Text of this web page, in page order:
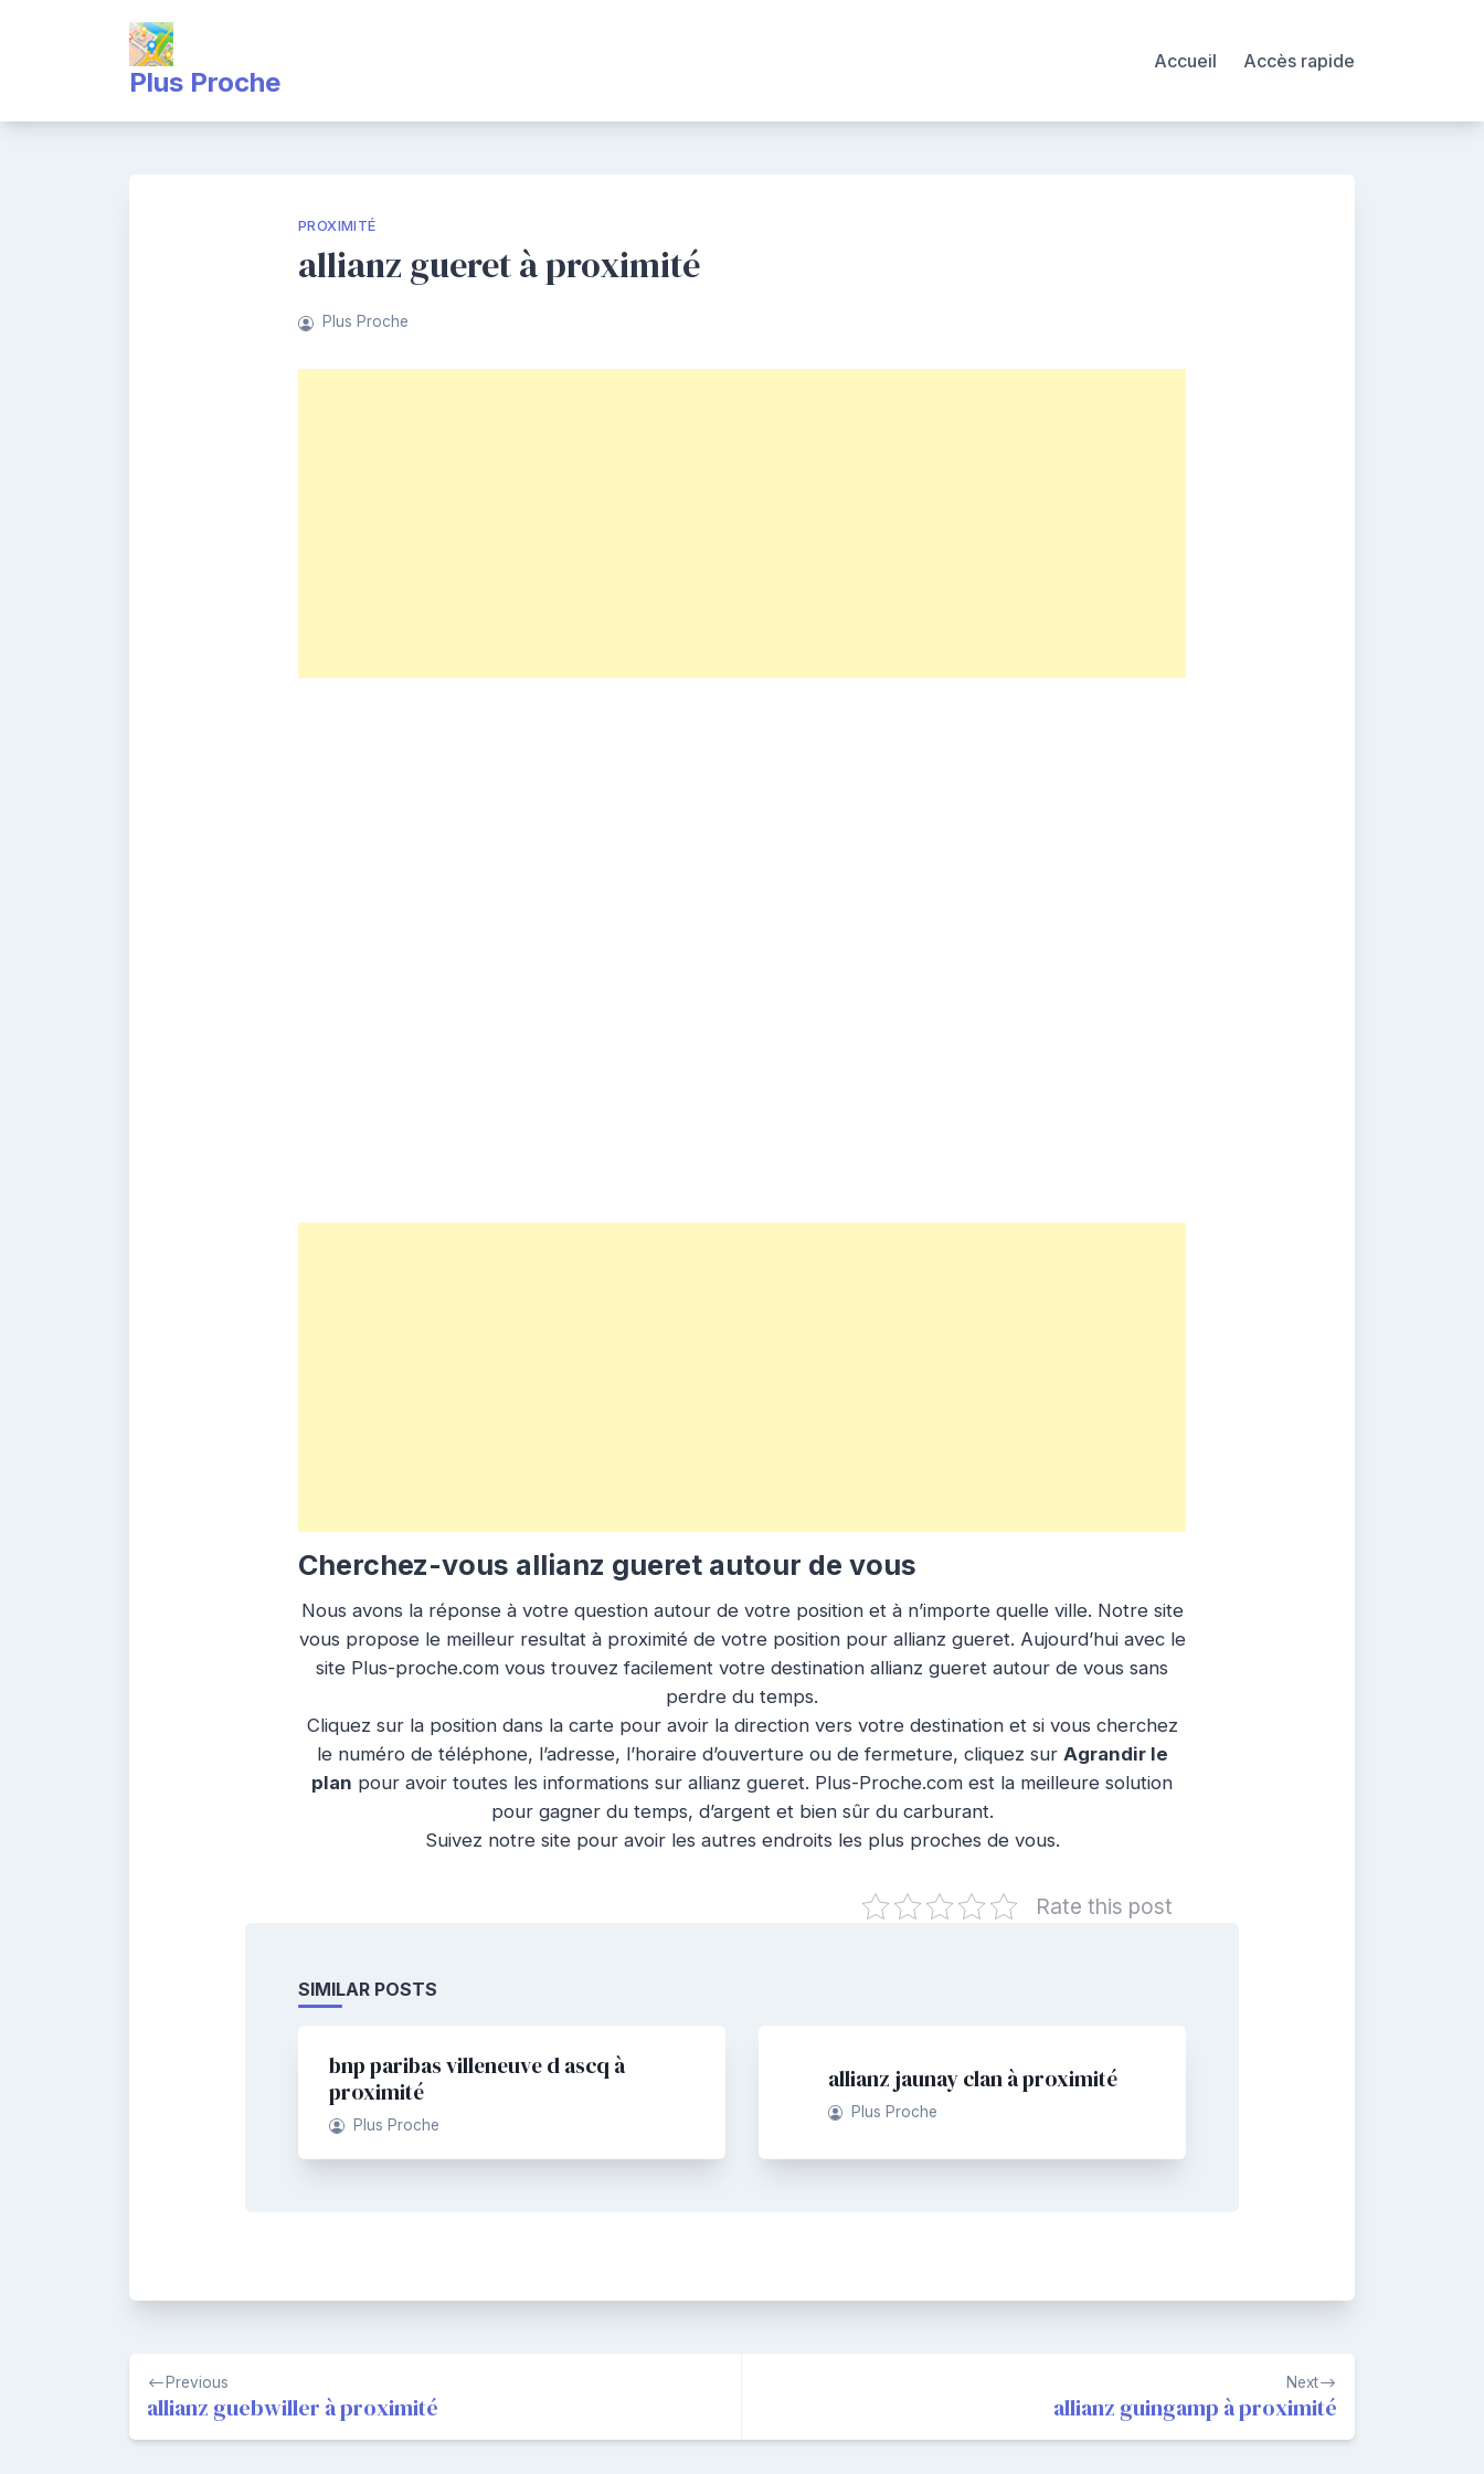
Plus Proche
Accueil Accès rapide
PROXIMITÉ
allianz gueret à proximité
Plus Proche
Cherchez-vous allianz gueret autour de vous
Nous avons la réponse à votre question autour de votre position et à n’importe quelle ville. Notre site
vous propose le meilleur resultat à proximité de votre position pour allianz gueret. Aujourd’hui avec le
site Plus-proche.com vous trouvez facilement votre destination allianz gueret autour de vous sans
perdre du temps.
Cliquez sur la position dans la carte pour avoir la direction vers votre destination et si vous cherchez
le numéro de téléphone, l’adresse, l’horaire d’ouverture ou de fermeture, cliquez sur Agrandir le
plan pour avoir toutes les informations sur allianz gueret. Plus-Proche.com est la meilleure solution
pour gagner du temps, d’argent et bien sûr du carburant.
Suivez notre site pour avoir les autres endroits les plus proches de vous.
Rate this post
SIMILAR POSTS
bnp paribas villeneuve d ascq à
proximité
Plus Proche
allianz jaunay clan à proximité
Plus Proche
Navigation
de
l’article
Previous
allianz guebwiller à proximité
Next
allianz guingamp à proximité